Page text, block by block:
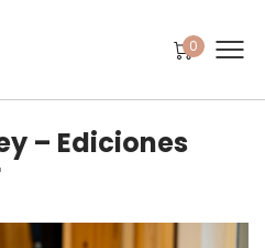
0
– Ediciones